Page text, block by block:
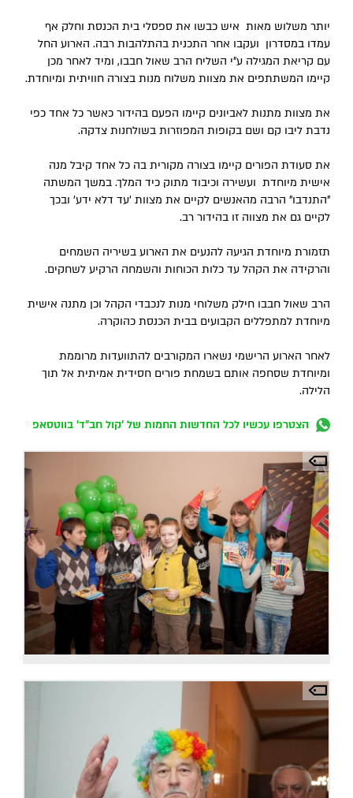
יותר משלוש מאות איש כבשו את ספסלי בית הכנסת וחלק אף
עמדו במסדרון ועקבו אחר התכנית בהתלהבות רבה. הארוע החל
עם קריאת המגילה ע"י השליח הרב שאול חבבו, ומיד לאחר מכן
קיימו המשתתפים את מצוות משלוח מנות בצורה חוויתית ומיוחדת.
את מצוות מתנות לאביונים קיימו הפעם בהידור כאשר כל אחד כפי
נדבת ליבו קם ושם בקופות המפוזרות בשולחנות צדקה.
את סעודת הפורים קיימו בצורה מקורית בה כל אחד קיבל מנה
אישית מיוחדת ועשירה וכיבוד מתוק כיד המלך. במשך המשתה
"התנדבו" הרבה מהאנשים לקיים את מצוות 'עד דלא ידע' ובכך
לקיים גם את מצווה זו בהידור רב.
תזמורת מיוחדת הגיעה להנעים את הארוע בשיריה השמחים
והרקידה את הקהל עד כלות הכוחות והשמחה הרקיע לשחקים.
הרב שאול חבבו חילק משלוחי מנות לנכבדי הקהל וכן מתנה אישית
מיוחדת למתפללים הקבועים בבית הכנסת כהוקרה.
לאחר הארוע הרישמי נשארו המקורבים להתוועדות מרוממת
ומיוחדת שסחפה אותם בשמחת פורים חסידית אמיתית אל תוך
הלילה.
הצטרפו עכשיו לכל החדשות החמות של 'קול חב"ד' בווטסאפ